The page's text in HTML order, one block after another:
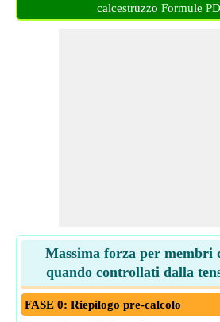
calcestruzzo Formule
Massima forza per membri
quando controllati dalla
FASE 0: Riepilogo pre-calcolo